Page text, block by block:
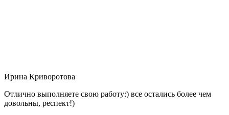
Ирина Криворотова
Отлично выполняете свою работу:) все остались более чем
довольны, респект!)